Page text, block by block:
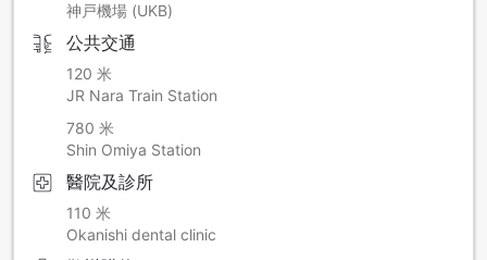
神戸機場 (UKB)
公共交通
120 米
JR Nara Train Station
780 米
Shin Omiya Station
醫院及診所
110 米
Okanishi dental clinic